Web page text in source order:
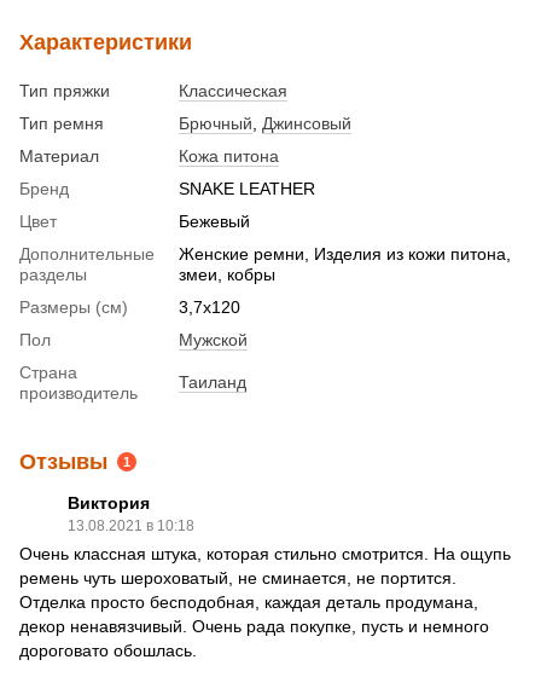
Характеристики
Тип пряжки
Классическая
Тип ремня
Брючный
Джинсовый
Материал
Кожа питона
Бренд
SNAKE LEATHER
Цвет
Бежевый
Дополнительные
разделы
Женские ремни, Изделия из кожи питона,
змеи, кобры
Размеры (см)
3,7х120
Пол
Мужской
Страна
производитель
Таиланд
Отзывы 1
Виктория
13.08.2021 в 10:18
Очень классная штука, которая стильно смотрится. На ощупь
ремень чуть шероховатый, не сминается, не портится.
Отделка просто бесподобная, каждая деталь продумана,
декор ненавязчивый. Очень рада покупке, пусть и немного
дороговато обошлась.